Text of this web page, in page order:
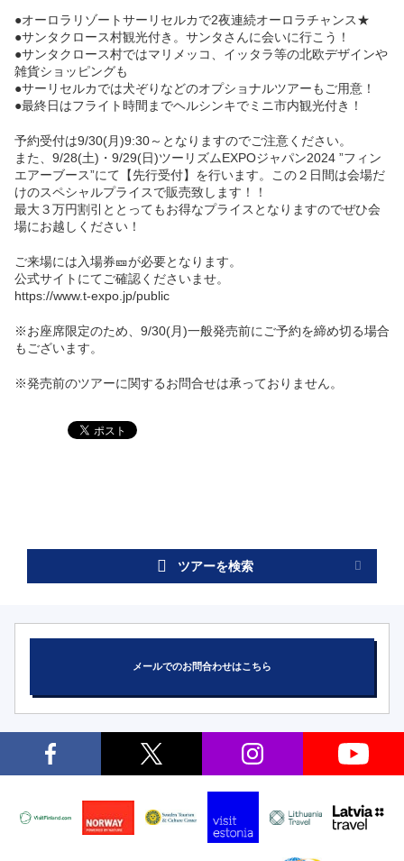
●オーロラリゾートサーリセルカで2夜連続オーロラチャンス★
●サンタクロース村観光付き。サンタさんに会いに行こう！
●サンタクロース村ではマリメッコ、イッタラ等の北欧デザインや
雑貨ショッピングも
●サーリセルカでは犬ぞりなどのオプショナルツアーもご用意！
●最終日はフライト時間までヘルシンキでミニ市内観光付き！
予約受付は9/30(月)9:30～となりますのでご注意ください。
また、9/28(土)・9/29(日)ツーリズムEXPOジャパン2024 ”フィン
エアーブース”にて【先行受付】を行います。この２日間は会場だ
けのスペシャルプライスで販売致します！！
最大３万円割引ととってもお得なプライスとなりますのでぜひ会
場にお越しください！
ご来場には入場券🎫が必要となります。
公式サイトにてご確認くださいませ。
https://www.t-expo.jp/public
※お座席限定のため、9/30(月)一般発売前にご予約を締め切る場合
もございます。
※発売前のツアーに関するお問合せは承っておりません。
ツアーを検索
メールでのお問合わせはこちら